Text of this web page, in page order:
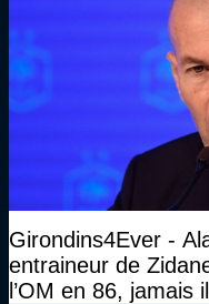
Girondins4Ever -
entraineur de
l’OM en 86, jamais